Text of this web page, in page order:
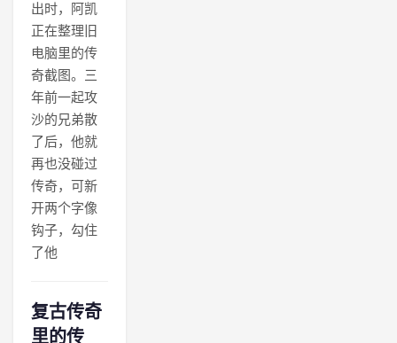
出时，阿凯
正在整理旧
电脑里的传
奇截图。三
年前一起攻
沙的兄弟散
了后，他就
再也没碰过
传奇，可新
开两个字像
钩子，勾住
了他
复古传奇
里的传